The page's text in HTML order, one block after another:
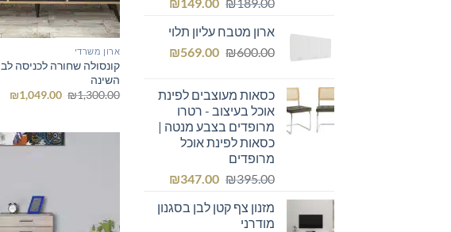
₪189.00
היה:
₪189.00.
₪149.00
הוא:
₪149.00.
ארון מטבח עליון תלוי
₪600.00
המחיר
₪600.00.
₪569.00
המחיר
₪569.00.כסאות מעוצבים לפינת
אוכל בעיצוב - רטרו
מרופדים בצבע מנטה |
כסאות לפינת אוכל
מרופדים
₪395.00
המחיר
היה:
₪347.00
המחיר
הוא:
מזנון צף קטן לבן בסגנון
מודרני
ארון משרדי
קונסולה שחורה לכניסה
השינה
₪1,300.00
המחיר
₪1,049.00